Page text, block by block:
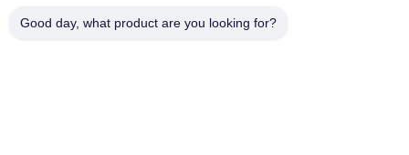
Good day, what product are you looking for?